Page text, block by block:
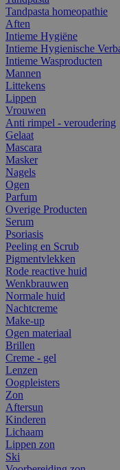
Tandpasta homeopathie
Aften
Intieme Hygiëne
Intieme Hygienische
Intieme Wasproducten
Mannen
Littekens
Lippen
Vrouwen
Anti rimpel - veroudering
Gelaat
Mascara
Masker
Nagels
Ogen
Parfum
Overige Producten
Serum
Psoriasis
Peeling en Scrub
Pigmentvlekken
Rode reactive huid
Wenkbrauwen
Normale huid
Nachtcreme
Make-up
Ogen materiaal
Brillen
Creme - gel
Lenzen
Oogpleisters
Zon
Aftersun
Kinderen
Lichaam
Lippen zon
Ski